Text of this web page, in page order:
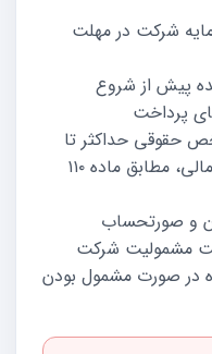
شرکت در مهلت
پیش از شروع
پرداخت
حقوقی حداکثر تا
چهار ماه پس از پایان سال مالی، مطابق ماده ۱۱۰
و صورتحساب
مشمولیت شرکت
در صورت مشمول بودن